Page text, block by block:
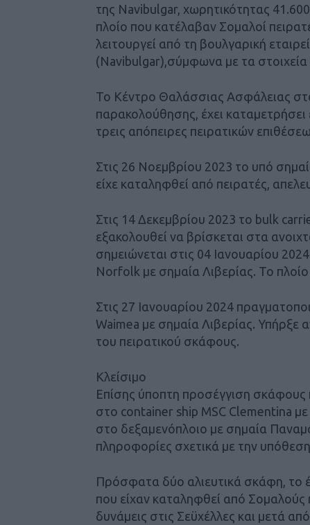
της Navibulgar, χωρητικότητας
πλοίο που κατέλαβαν Σομαλοί
λειτουργεί από τη βουλγαρική
(Navibulgar),σύμφωνα με τα
Το Κέντρο Θαλάσσιας Ασφάλειας
παρακολούθησης, έχει καταμετρήσει
τρεις απόπειρες πειρατικών
Στις 26 Νοεμβρίου 2023 το υπό
είχε καταληφθεί από πειρατές,
Στις 14 Δεκεμβρίου 2023 το bulk
εξακολουθεί να βρίσκεται στα
σημειώνεται στις 04 Ιανουαρίου
Norfolk με σημαία Λιβερίας. Το
Στις 27 Ιανουαρίου 2024
Waimea με σημαία Λιβερίας.
του πειρατικού σκάφους.
Κλείσιμο
Eπίσης ύποπτη προσέγγιση σκάφους
στο container ship MSC Clementina
στο δεξαμενόπλοιο με σημαία
πληροφορίες σχετικά με την
Πρόσφατα δύο αλιευτικά σκάφη, το
που είχαν καταληφθεί από Σομαλούς
δυνάμεις στις Σεϋχέλλες και μετά